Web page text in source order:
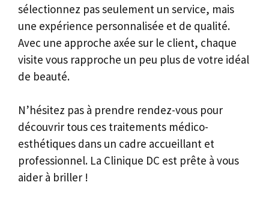
sélectionnez pas seulement un service, mais
une expérience personnalisée et de qualité.
Avec une approche axée sur le client, chaque
visite vous rapproche un peu plus de votre idéal
de beauté.
N’hésitez pas à prendre rendez-vous pour
découvrir tous ces traitements médico-
esthétiques dans un cadre accueillant et
professionnel. La Clinique DC est prête à vous
aider à briller !